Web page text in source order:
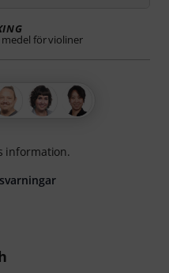
medel för violiner
information.